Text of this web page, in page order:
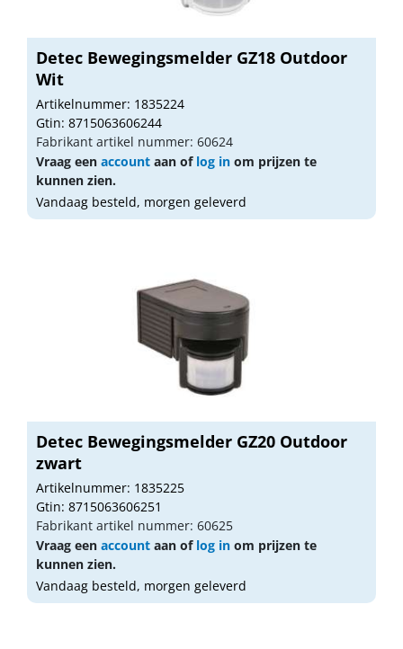
Detec Bewegingsmelder GZ18 Outdoor
Wit
Artikelnummer: 1835224
Gtin: 8715063606244
Fabrikant artikel nummer: 60624
Vraag een account aan of log in om prijzen te
kunnen zien.
Vandaag besteld, morgen geleverd
Detec Bewegingsmelder GZ20 Outdoor
zwart
Artikelnummer: 1835225
Gtin: 8715063606251
Fabrikant artikel nummer: 60625
Vraag een account aan of log in om prijzen te
kunnen zien.
Vandaag besteld, morgen geleverd